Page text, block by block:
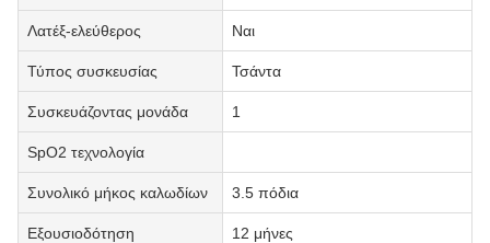
Λατέξ-ελεύθερος Ναι
Τύπος συσκευσίας Τσάντα
Συσκευάζοντας μονάδα 1
SpO2 τεχνολογία
Συνολικό μήκος καλωδίων 3.5 πόδια
Εξουσιοδότηση 12 μήνες